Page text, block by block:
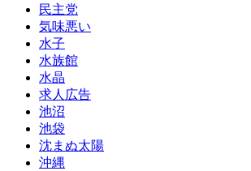
民主党
気味悪い
水子
水族館
水晶
求人広告
池沼
池袋
沈まぬ太陽
沖縄